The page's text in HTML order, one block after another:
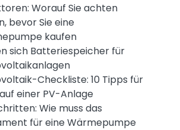
Worauf Sie achten
bevor Sie eine
kaufen
sich Batteriespeicher für
Checkliste: 10 Tipps für
einer PV-Anlage
Wie muss das
für eine Wärmepumpe